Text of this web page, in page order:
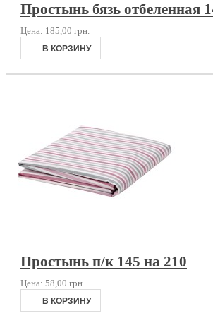
Простынь бязь отбеленная
Цена: 185,00 грн.
Простынь п/к 145 на 210
Цена: 58,00 грн.